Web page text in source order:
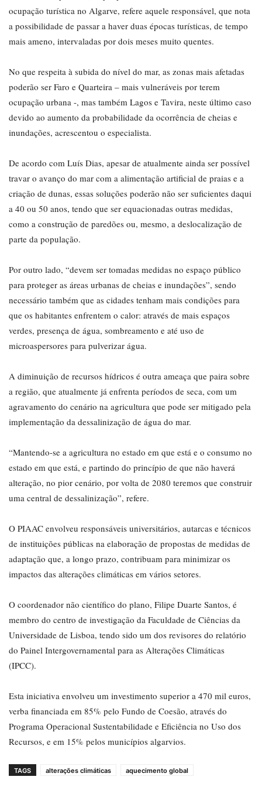
ocupação turística no Algarve, refere aquele responsável, que nota
a possibilidade de passar a haver duas épocas turísticas, de tempo
mais ameno, intervaladas por dois meses muito quentes.
No que respeita à subida do nível do mar, as zonas mais afetadas
poderão ser Faro e Quarteira – mais vulneráveis por terem
ocupação urbana -, mas também Lagos e Tavira, neste último caso
devido ao aumento da probabilidade da ocorrência de cheias e
inundações, acrescentou o especialista.
De acordo com Luís Dias, apesar de atualmente ainda ser possível
travar o avanço do mar com a alimentação artificial de praias e a
criação de dunas, essas soluções poderão não ser suficientes daqui
a 40 ou 50 anos, tendo que ser equacionadas outras medidas,
como a construção de paredões ou, mesmo, a deslocalização de
parte da população.
Por outro lado, “devem ser tomadas medidas no espaço público
para proteger as áreas urbanas de cheias e inundações”, sendo
necessário também que as cidades tenham mais condições para
que os habitantes enfrentem o calor: através de mais espaços
verdes, presença de água, sombreamento e até uso de
microaspersores para pulverizar água.
A diminuição de recursos hídricos é outra ameaça que paira sobre
a região, que atualmente já enfrenta períodos de seca, com um
agravamento do cenário na agricultura que pode ser mitigado pela
implementação da dessalinização de água do mar.
“Mantendo-se a agricultura no estado em que está e o consumo no
estado em que está, e partindo do princípio de que não haverá
alteração, no pior cenário, por volta de 2080 teremos que construir
uma central de dessalinização”, refere.
O PIAAC envolveu responsáveis universitários, autarcas e técnicos
de instituições públicas na elaboração de propostas de medidas de
adaptação que, a longo prazo, contribuam para minimizar os
impactos das alterações climáticas em vários setores.
O coordenador não científico do plano, Filipe Duarte Santos, é
membro do centro de investigação da Faculdade de Ciências da
Universidade de Lisboa, tendo sido um dos revisores do relatório
do Painel Intergovernamental para as Alterações Climáticas
(IPCC).
Esta iniciativa envolveu um investimento superior a 470 mil euros,
verba financiada em 85% pelo Fundo de Coesão, através do
Programa Operacional Sustentabilidade e Eficiência no Uso dos
Recursos, e em 15% pelos municípios algarvios.
TAGS alterações climáticas aquecimento global